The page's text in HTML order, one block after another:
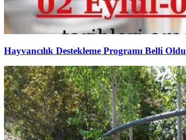
Hayvancılık Destekleme Programı Belli Oldu